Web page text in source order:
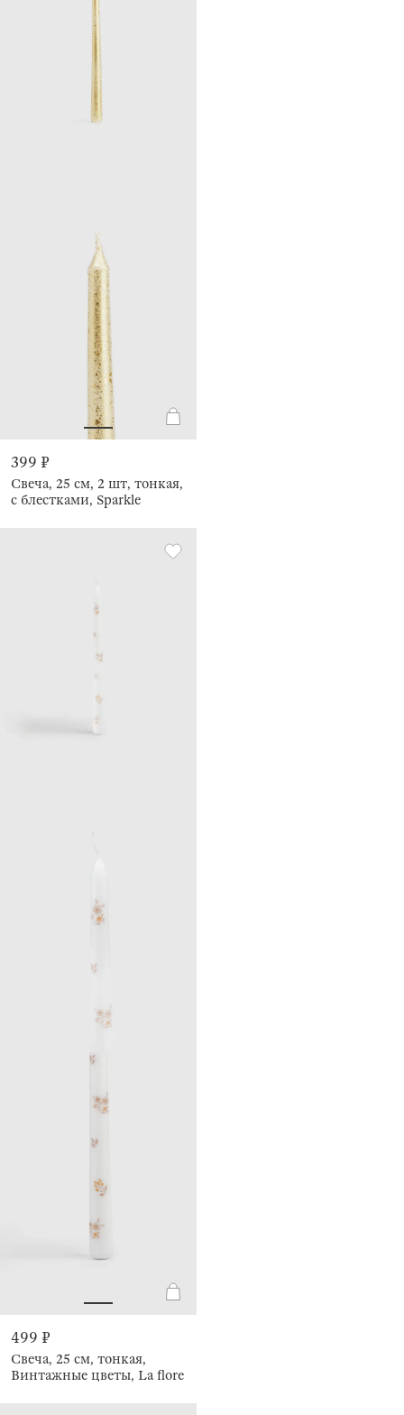
399 ₽
Свеча, 25 см, 2 шт, тонкая,
с блестками, Sparkle
499 ₽
Свеча, 25 см, тонкая,
Винтажные цветы, La flore